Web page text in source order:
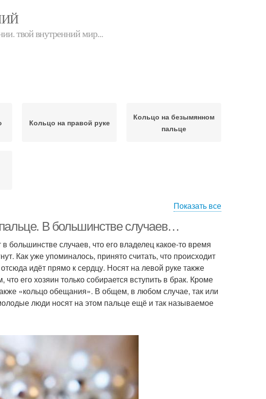
твой внутренний мир...
Кольцо на правой руке
Кольцо на безымянном
пальце
Показать все
В большинстве случаев…
большинстве случаев, что его владелец какое-то время
Как уже упоминалось, принято считать, что происходит
идёт прямо к сердцу. Носят на левой руке также
его хозяин только собирается вступить в брак. Кроме
«кольцо обещания». В общем, в любом случае, так или
люди носят на этом пальце ещё и так называемое